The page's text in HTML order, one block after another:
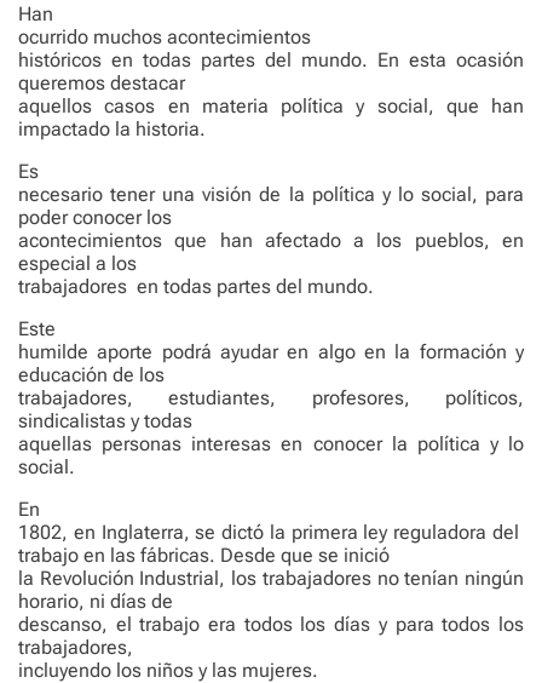
Han
ocurrido muchos acontecimientos
históricos en todas partes del mundo. En esta ocasión
queremos destacar
aquellos casos en materia política y social, que han
impactado la historia.
Es
necesario tener una visión de la política y lo social, para
poder conocer los
acontecimientos que han afectado a los pueblos, en
especial a los
trabajadores en todas partes del mundo.
Este
humilde aporte podrá ayudar en algo en la formación y
educación de los
trabajadores, estudiantes, profesores, políticos,
sindicalistas y todas
aquellas personas interesas en conocer la política y lo
social.
En
1802, en Inglaterra, se dictó la primera ley reguladora del
trabajo en las fábricas. Desde que se inició
la Revolución Industrial, los trabajadores no tenían ningún
horario, ni días de
descanso, el trabajo era todos los días y para todos los
trabajadores,
incluyendo los niños y las mujeres.